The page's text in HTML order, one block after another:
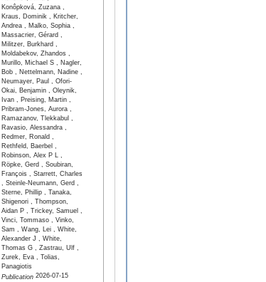
Konôpková, Zuzana ,
Kraus, Dominik , Kritcher,
Andrea , Malko, Sophia ,
Massacrier, Gérard ,
Militzer, Burkhard ,
Moldabekov, Zhandos ,
Murillo, Michael S , Nagler,
Bob , Nettelmann, Nadine ,
Neumayer, Paul , Ofori-
Okai, Benjamin , Oleynik,
Ivan , Preising, Martin ,
Pribram-Jones, Aurora ,
Ramazanov, Tlekkabul ,
Ravasio, Alessandra ,
Redmer, Ronald ,
Rethfeld, Baerbel ,
Robinson, Alex P L ,
Röpke, Gerd , Soubiran,
François , Starrett, Charles
, Steinle-Neumann, Gerd ,
Sterne, Phillip , Tanaka,
Shigenori , Thompson,
Aidan P , Trickey, Samuel ,
Vinci, Tommaso , Vinko,
Sam , Wang, Lei , White,
Alexander J , White,
Thomas G , Zastrau, Ulf ,
Zurek, Eva , Tolias,
Panagiotis
Publication2026-07-15